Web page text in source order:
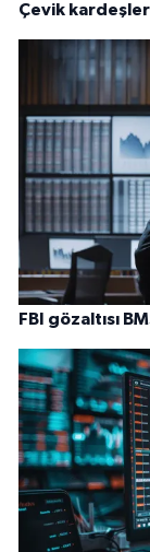
Çevik
FBI gözaltısı